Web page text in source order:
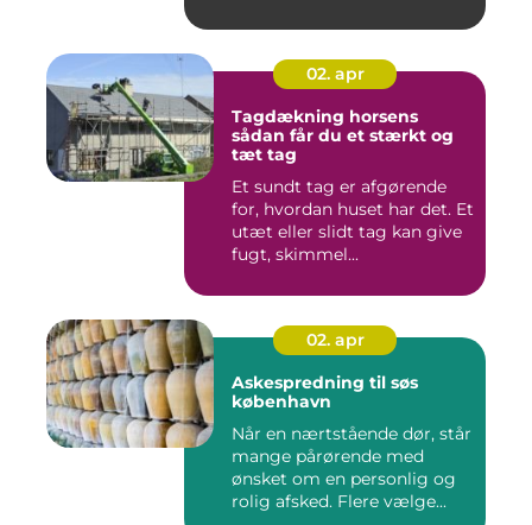
02. apr
Tagdækning horsens
sådan får du et stærkt og
tæt tag
Et sundt tag er afgørende
for, hvordan huset har det. Et
utæt eller slidt tag kan give
fugt, skimmel...
02. apr
Askespredning til søs
københavn
Når en nærtstående dør, står
mange pårørende med
ønsket om en personlig og
rolig afsked. Flere vælge...